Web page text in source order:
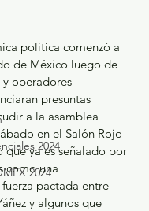
2024
2024
política comenzó a
de México luego de
operadores
presuntas
a la asamblea
en el Salón Rojo
que ya es señalado por
como una
pactada entre
y algunos que